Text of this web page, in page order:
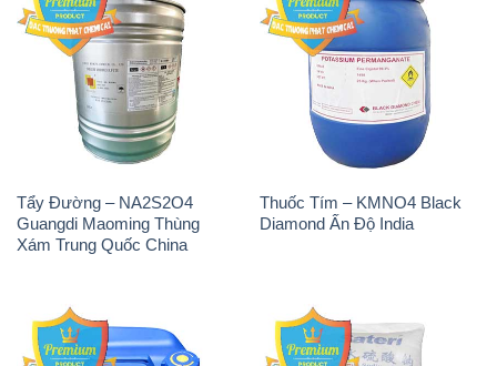
Tẩy Đường – NA2S2O4
Guangdi Maoming Thùng
Xám Trung Quốc China
Thuốc Tím – KMNO4 Black
Diamond Ấn Độ India